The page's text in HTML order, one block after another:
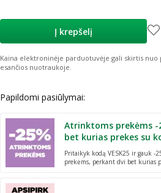
Į krepšelį
Kaina elektroninėje parduotuvėje gali skirtis nuo
esančios nuotraukoje.
Papildomi pasiūlymai:
Atrinktoms prekėms -
bet kurias prekes su
Pritaikyk kodą VESK25 ir gauk -
prekėms, perkant dvi bet kurias